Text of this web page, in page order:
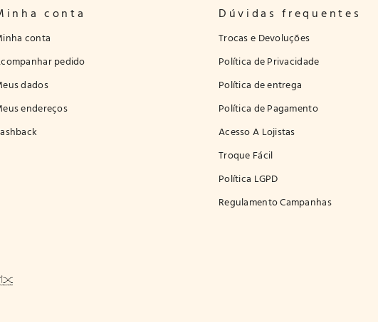
conta
conta
pedido
dados
endereços
Dúvidas frequentes
Trocas e Devoluções
Política de Privacidade
Política de entrega
Política de Pagamento
Acesso A Lojistas
Troque Fácil
Política LGPD
Regulamento Campanhas